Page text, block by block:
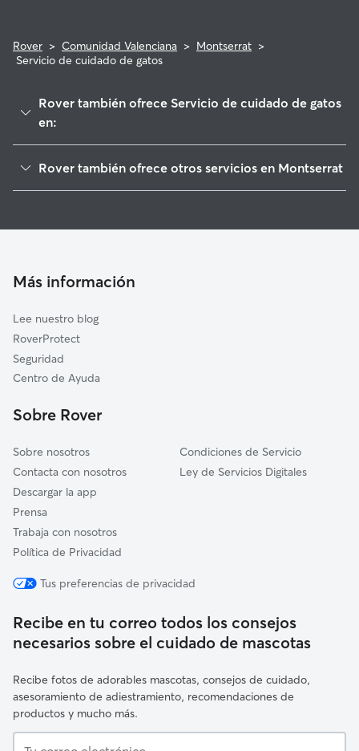
Rover > Comunidad Valenciana > Montserrat >
Servicio de cuidado de gatos
Rover también ofrece Servicio de cuidado de gatos
en:
Llombai
Alfarp
Godelleta
Alcàsser
Picassent
Alborache
Rover también ofrece otros servicios en Montserrat
Cuidado de mascota en Montserrat
Más información
Lee nuestro blog
RoverProtect
Seguridad
Centro de Ayuda
Sobre Rover
Sobre nosotros
Contacta con nosotros
Descargar la app
Prensa
Trabaja con nosotros
Política de Privacidad
Condiciones de Servicio
Ley de Servicios Digitales
Tus preferencias de privacidad
Recibe en tu correo todos los consejos
necesarios sobre el cuidado de mascotas
Recibe fotos de adorables mascotas, consejos de cuidado,
asesoramiento de adiestramiento, recomendaciones de
productos y mucho más.